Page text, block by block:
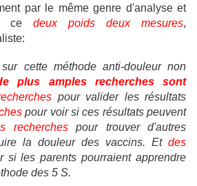
par le même genre d'analyse et
ce deux poids deux mesures,
cette méthode anti-douleur non
plus amples recherches sont
pour valider les résultats
pour voir si ces résultats peuvent
recherchespour trouver d'autres
la douleur des vaccins. Et des
si les parents pourraient apprendre
des 5 S.